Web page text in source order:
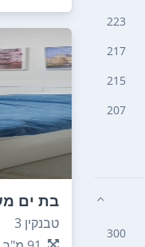
223
217
215
207
300
בת ים
טבנקין 3